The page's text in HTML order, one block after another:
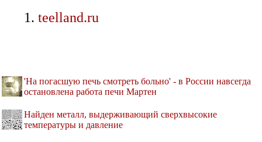
teelland.ru
'На погасшую печь смотреть больно' - в России навсегда
остановлена работа печи Мартен
Найден металл, выдерживающий сверхвысокие
температуры и давление